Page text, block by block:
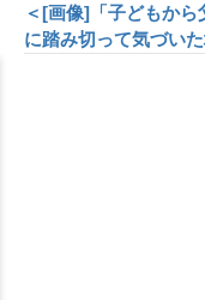
＜[画像]「子どもか
に踏み切って気づい